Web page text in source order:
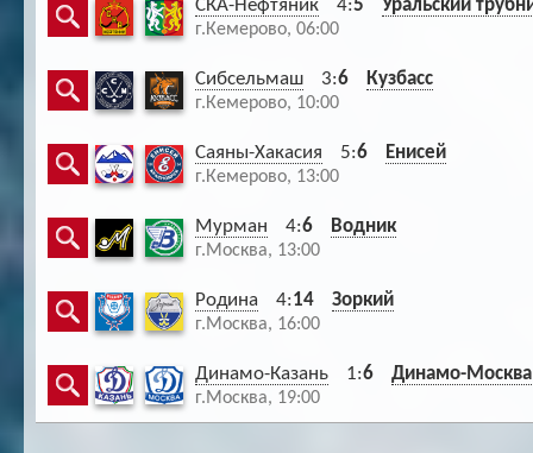
СКА-Нефтяник 4:5 Уральский
г.Кемерово, 06:00
Сибсельмаш 3:6 Кузбасс
г.Кемерово, 10:00
Саяны-Хакасия 5:6 Енисей
г.Кемерово, 13:00
Мурман 4:6 Водник
г.Москва, 13:00
Родина 4:14 Зоркий
г.Москва, 16:00
Динамо-Казань 1:6 Динамо-Москва
г.Москва, 19:00